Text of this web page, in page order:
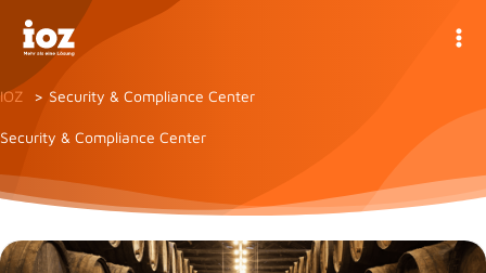
Inhalt
springen
IOZ Security & Compliance Center
Security & Compliance Center